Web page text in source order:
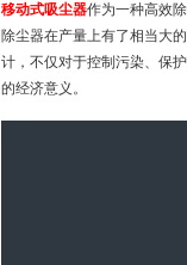
移动式吸尘器作为一种高效
除尘器在产量上有了相当大
计，不仅对于控制污染、保
的经济意义。